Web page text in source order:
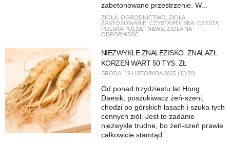
zabetonowane przestrzenie. W...
ZIOŁA, OGRODNICTWO
ZIOŁA
ZASTOSOWANIE, CZYSTA POLSKA, CZYSTA
POLSKA POLSAT NEWS, ZIOŁA NA
ODPORNOŚĆ
NIEZWYKŁE ZNALEZISKO. ZNALAZŁ
KORZEŃ WART 50 TYS. ZŁ
ŚRODA, 19 LISTOPADA 2025 (13:20)
Od ponad trzydziestu lat Hong
Daesik, poszukiwacz żeń-szeni,
chodzi po górskich lasach i szuka tych
cennych ziół. Jest to zadanie
niezwykle trudne, bo żeń-szeń prawie
całkowicie stamtąd...